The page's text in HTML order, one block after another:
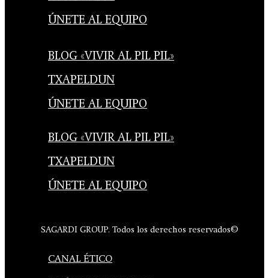
ÚNETE AL EQUIPO
BLOG «VIVIR AL PIL PIL»
TXAPELDUN
ÚNETE AL EQUIPO
BLOG «VIVIR AL PIL PIL»
TXAPELDUN
ÚNETE AL EQUIPO
SAGARDI GROUP. Todos los derechos reservados©
CANAL ÉTICO